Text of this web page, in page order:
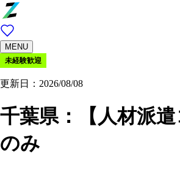
MENU
未経験歓迎
更新日：2026/08/08
千葉県：
【人材派
のみ